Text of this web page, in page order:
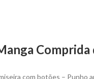
com botões –